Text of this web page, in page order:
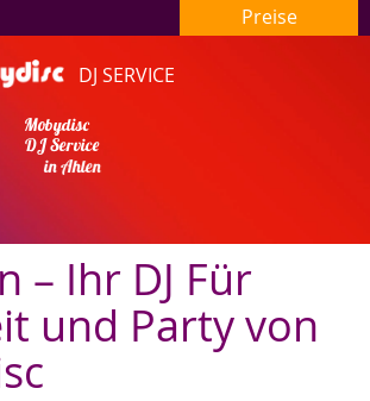
DJ SERVICE
Mobydisc
DJ Service
in Ahlen
Preise
– Ihr DJ Für
und Party von